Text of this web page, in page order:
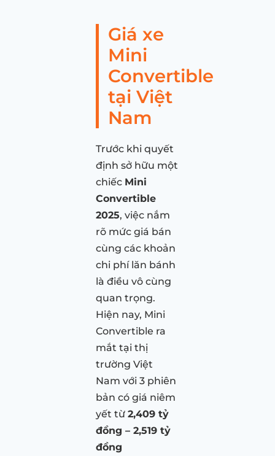
Giá xe
Mini
Convertible
tại Việt
Nam
Trước khi quyết
định sở hữu một
chiếc Mini
Convertible
2025, việc nắm
rõ mức giá bán
cùng các khoản
chi phí lăn bánh
là điều vô cùng
quan trọng.
Hiện nay, Mini
Convertible ra
mắt tại thị
trường Việt
Nam với 3 phiên
bản có giá niêm
yết từ 2,409 tỷ
đồng – 2,519 tỷ
đồng